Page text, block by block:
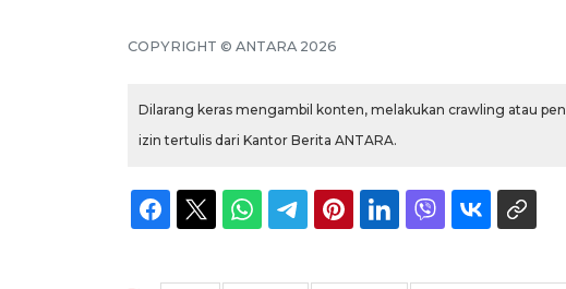
COPYRIGHT © ANTARA 2026
Dilarang keras mengambil konten, melakukan crawling atau
izin tertulis dari Kantor Berita ANTARA.